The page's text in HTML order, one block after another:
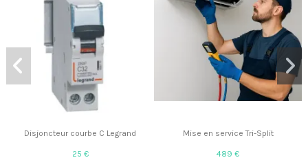
Disjoncteur courbe C Legrand
25 €
Mise en service Tri-Split
489 €